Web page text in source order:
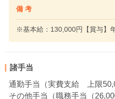
備 考
※基本給：130,000円【賞与】
諸手当
通勤手当（実費支給 上限
その他手当（職務手当（